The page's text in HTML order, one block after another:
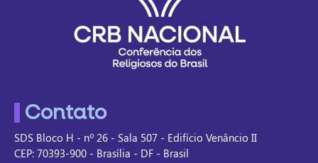
Contato
SDS Bloco H - nº 26 - Sala 507 - Edifício Venâncio II
CEP: 70393-900 - Brasília - DF - Brasil